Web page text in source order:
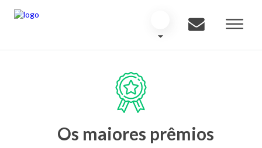
Os maiores prêmios